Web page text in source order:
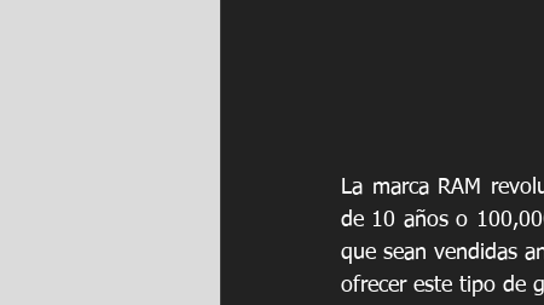
La marca RAM
de 10 años o
que sean vendidas
ofrecer este tipo de